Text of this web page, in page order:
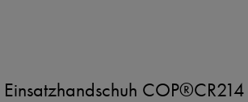
Einsatzhandschuh COP®CR214